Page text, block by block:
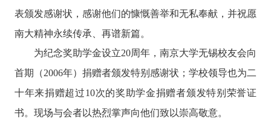
表颁发感谢状，感谢他们的慷慨善举和无私奉献，并祝愿
南大精神永续传承、再谱新篇。
为纪念奖助学金设立20周年，南京大学无锡校友会向
首期（2006年）捐赠者颁发特别感谢状；学校领导也为二
十年来捐赠超过10次的奖助学金捐赠者颁发特别荣誉证
书。 现场与会者以热烈掌声向他们致以崇高敬意。